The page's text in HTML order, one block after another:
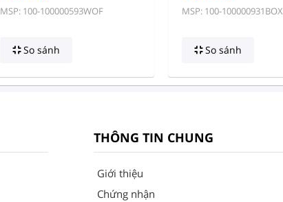
MSP: 100-100000593WOF
So sánh
MSP: 100-100000931BOX
So sánh
THÔNG TIN CHUNG
Giới thiệu
Chứng nhận